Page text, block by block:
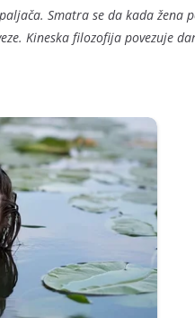
Smatra se da kada žena
Kineska filozofija povezuje